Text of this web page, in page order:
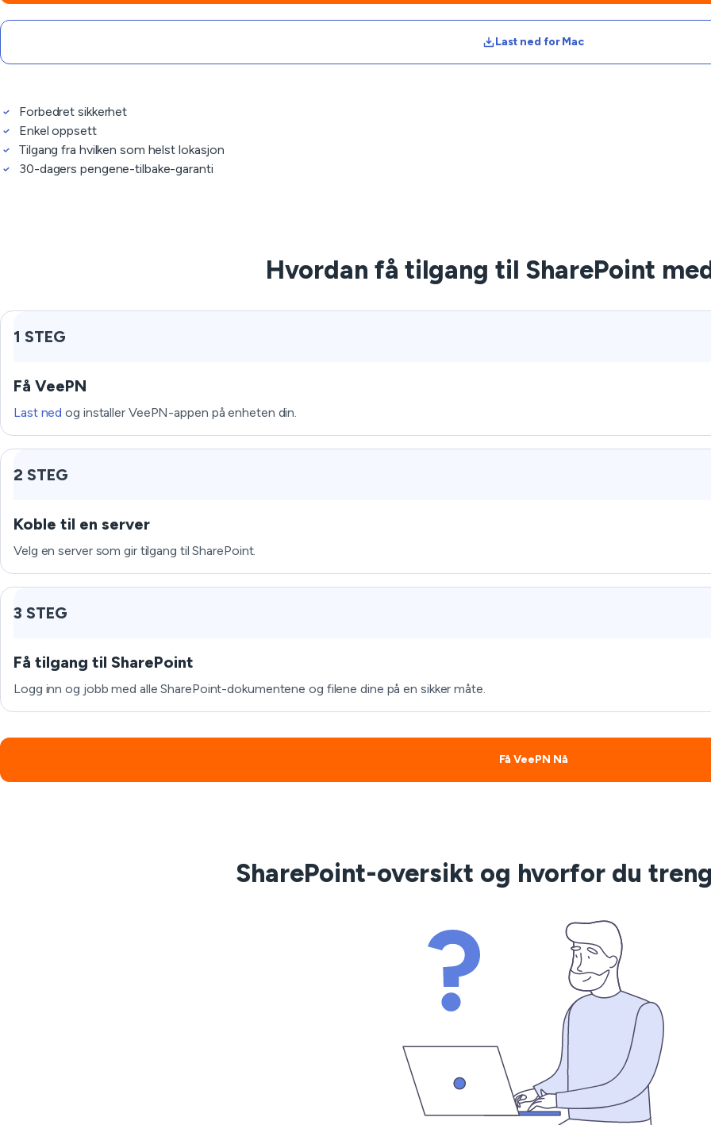
Last ned for Mac
Forbedret sikkerhet
Enkel oppsett
Tilgang fra hvilken som helst lokasjon
30-dagers pengene-tilbake-garanti
Hvordan få tilgang til SharePoint
1 STEG
Få VeePN
Last ned og installer VeePN-appen på enheten din.
2 STEG
Koble til en server
Velg en server som gir tilgang til SharePoint.
3 STEG
Få tilgang til SharePoint
Logg inn og jobb med alle SharePoint-dokumentene og filene dine på en sikker måte.
Få VeePN Nå
SharePoint-oversikt og hvorfor du